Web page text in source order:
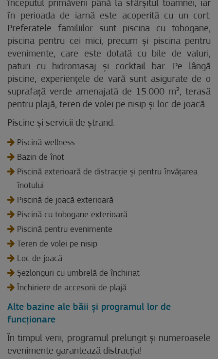
începutul primăverii până la sfârșitul toamnei, iar
în perioada de iarnă este acoperită cu un cort.
Preferatele familiilor sunt piscina cu tobogane,
piscina pentru cei mici, precum și piscina pentru
evenimente, care este dotată cu bile de valuri,
paturi cu hidromasaj și cocktail bar. Pe lângă
piscine, experiențele de vară sunt asigurate de o
suprafață verde amenajată de 15.000 m², terasă
pentru plajă, teren de volei pe nisip și loc de joacă.
Piscine și servicii de ștrand:
Piscină wellness
Bazin de înot
Piscină exterioară de distracție și pentru învățarea
înotului
Piscină de joacă exterioară
Piscină cu tobogane exterioară
Piscină pentru evenimente
Teren de volei pe nisip
Loc de joacă
Șezlonguri cu umbrelă de închiriat
Închiriere de accesorii de plajă
Alte bazine ale băii și programul lor de
funcționare
În timpul verii, programul prelungit și numeroasele
evenimente garantează distracția!